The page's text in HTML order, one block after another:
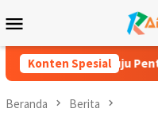
ke
Mobile
Konten Spesial
Pentas Nasional
Beranda Berita